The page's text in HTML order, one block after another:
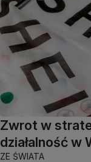
Zwrot w
działalność w
ZE ŚWIATA